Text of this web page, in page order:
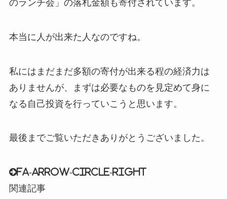
のランチ会」の落札金額も寄付されています。
本当に人が出来た人なのですね。
私にはまだまだ多額の寄付が出来る程の経済力は
ありませんが、まずは必要なものを見定めて身に
なる自己投資を行っていこうと思います。
最後までご覧いただきありがとうございました。
fa-arrow-circle-right
関連記事